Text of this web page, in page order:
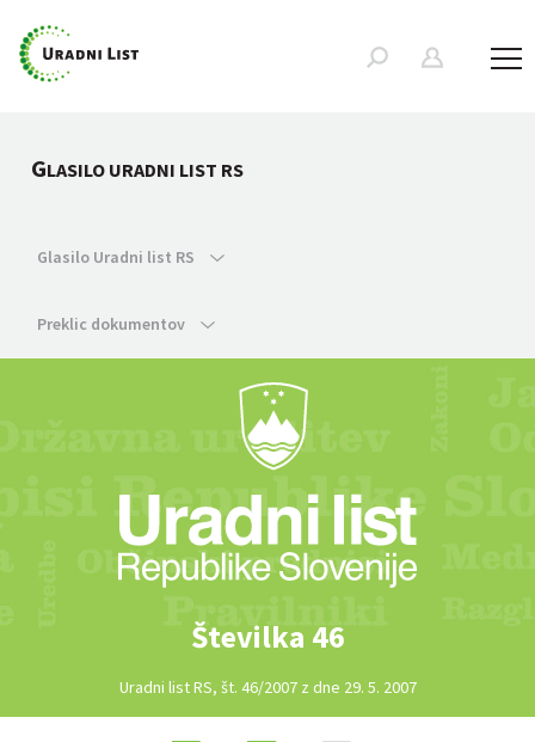
GLASILO URADNI LIST RS
Glasilo Uradni list RS
Preklic dokumentov
Številka 46
Uradni list RS, št. 46/2007 z dne 29. 5. 2007